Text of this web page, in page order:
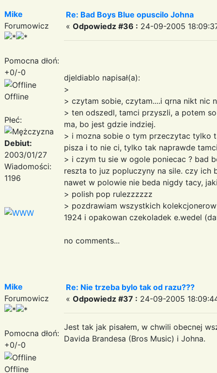
Mike
Forumowicz
Pomocna dłoń:
+0/-0
Offline
Płeć:
Debiut:
2003/01/27
Wiadomości:
1196
Re: Bad Boys Blue opuscilo Johna
« Odpowiedz #36 : 24-09-2005
djeldiablo napisał(a):
>
> czytam sobie, czytam....i qrna nikt nic
> ten odszedl, tamci przyszli, a potem
ma, bo jest gdzie indziej.
> i mozna sobie o tym przeczytac tylko
pisza i to nie ci, tylko tak naprawde
> i czym tu sie w ogole poniecac ? bad
reszta to juz popluczyny na sile. czy ich
nawet w polowie nie beda nigdy tacy,
> polish pop rulezzzzzz
> pozdrawiam wszystkich
1924 i opakowan czekoladek e.wedel
no comments...
Mike
Forumowicz
Pomocna dłoń:
+0/-0
Offline
Re: Nie trzeba bylo tak od razu???
« Odpowiedz #37 : 24-09-2005
Jest tak jak pisałem, w chwili obecnej
Davida Brandesa (Bros Music) i Johna.